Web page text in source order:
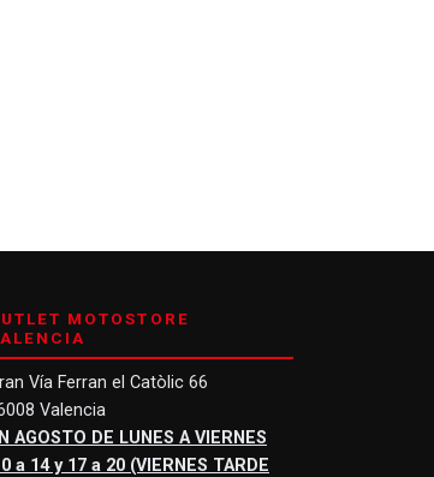
MOTOSTORE
Vía Ferran el Catòlic 66
Valencia
AGOSTO DE LUNES A VIERNES
a 14 y 17 a 20 (VIERNES TARDE